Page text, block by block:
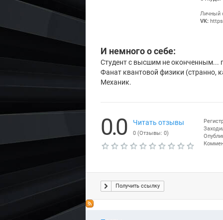
Личный
VK:
И немного о себе:
Студент с высшим не оконченным...
Фанат квантовой физики
Механик.
0.0 Читать отзывы
0(Отзывы: 0)
к
щ
Получить ссылку